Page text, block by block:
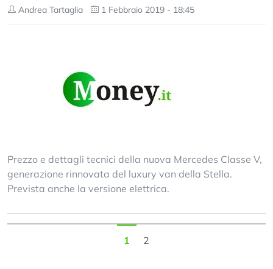
Andrea Tartaglia 1 Febbraio 2019 - 18:45
Prezzo e dettagli tecnici della nuova Mercedes Classe V,
generazione rinnovata del luxury van della Stella.
Prevista anche la versione elettrica.
1 2